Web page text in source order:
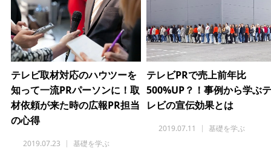
テレビ取材対応のハウツーを
知って一流PRパーソンに！取
材依頼が来た時の広報PR担当
の心得
2019.07.23 基礎を学ぶ
テレビPRで売上前年比
500%UP？！事例から学ぶテ
レビの宣伝効果とは
2019.07.11 基礎を学ぶ